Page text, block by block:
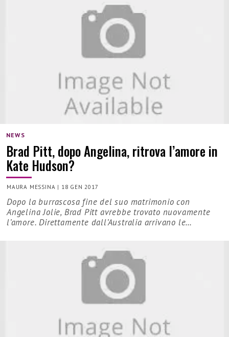
NEWS
Brad Pitt, dopo Angelina, ritrova l’amore in
Kate Hudson?
MAURA MESSINA | 18 GEN 2017
Dopo la burrascosa fine del suo matrimonio con
Angelina Jolie, Brad Pitt avrebbe trovato nuovamente
l’amore. Direttamente dall’Australia arrivano le…